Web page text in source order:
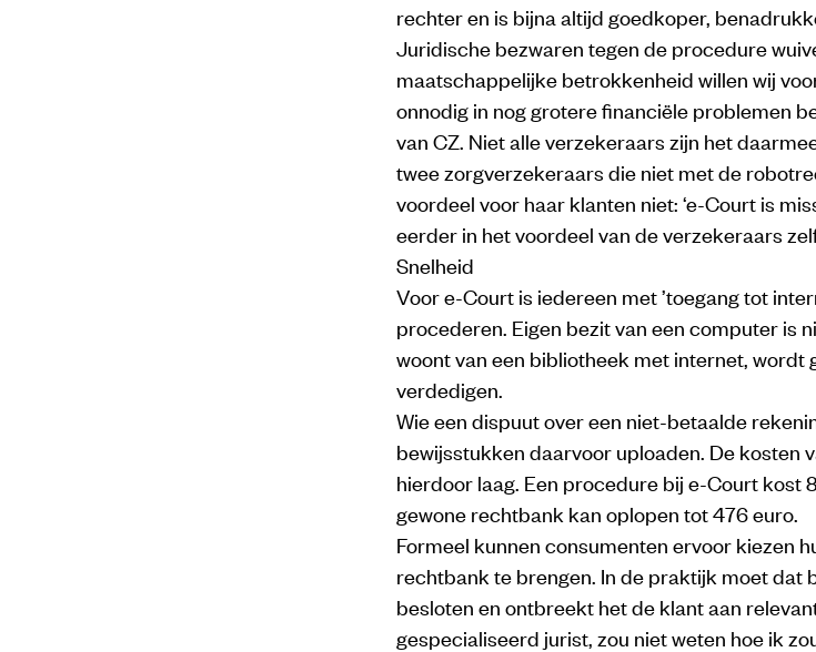
rechter en is bijna altijd goedkoper,
Juridische bezwaren tegen de procedure
maatschappelijke betrokkenheid willen wij
onnodig in nog grotere financiële problemen
van CZ. Niet alle verzekeraars zijn het
twee zorgverzekeraars die niet met de
voordeel voor haar klanten niet: ‘e-Court is
eerder in het voordeel van de verzekeraars
Snelheid
Voor e-Court is iedereen met ’toegang tot
procederen. Eigen bezit van een computer is
woont van een bibliotheek met internet, wordt
verdedigen.
Wie een dispuut over een niet-betaalde
bewijsstukken daarvoor uploaden. De kosten
hierdoor laag. Een procedure bij e-Court kost
gewone rechtbank kan oplopen tot 476 euro.
Formeel kunnen consumenten ervoor kiezen
rechtbank te brengen. In de praktijk moet dat
besloten en ontbreekt het de klant aan
gespecialiseerd jurist, zou niet weten hoe ik